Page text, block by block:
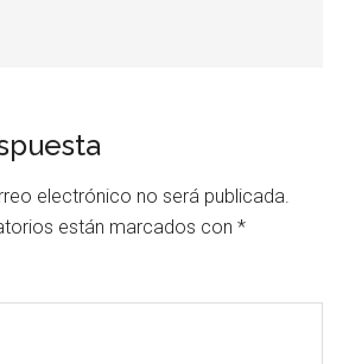
electrónico no será publicada.
están marcados con*